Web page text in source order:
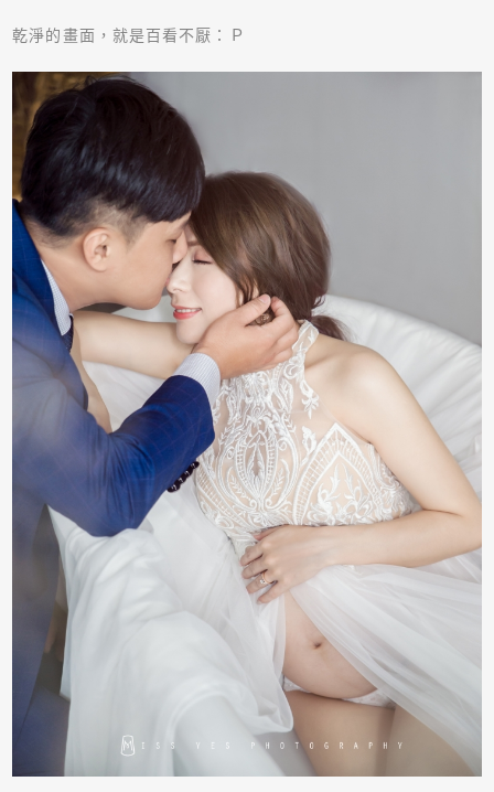
乾淨的畫面，就是百看不厭：Ｐ